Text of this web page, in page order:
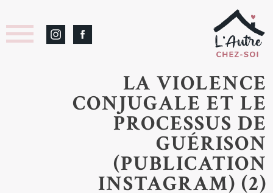
LA VIOLENCE
CONJUGALE ET LE
PROCESSUS DE
GUÉRISON
(PUBLICATION
INSTAGRAM) (2)